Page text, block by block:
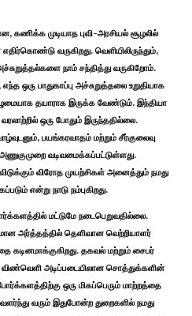
கணிக்க முடியாத புவி-அரசியல் சூழலில்
வருகிறது. வெளியிலிருந்தும்,
நாம் சந்தித்து வருகிறோம்.
ஒரு பாதுகாப்பு அச்சுறுத்தலை உறுதியாக
தயாராக இருக்க வேண்டும். இந்தியா
ஒரு போதும் இருந்ததில்லை.
பயங்கரவாதம் மற்றும் சீர்குலைவு
வடிவமைக்கப்பட்டுள்ளது.
விரோத முயற்சிகள் அனைத்தும் நமது
என்று நாடு நம்புகிறது.
மட்டுமே நடைபெறுவதில்லை.
அர்த்தத்தில் தெளிவான வெற்றியாளர்
தகவல் மற்றும் சைபர்
அடிப்படையிலான சொத்துக்களின்
ஒரு மிகப்பெரும் மாற்றத்தை
வரும் இதுபோன்ற துறைகளில் நமது